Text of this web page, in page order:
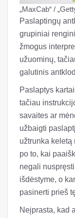
„MaxCab“ /
Paslaptingų
grupiniai
žmogus
užuominų,
galutinis
Paslaptys
tačiau
savaites ar
užbaigti
užtrunka
po to, kai
negali
išdėstyme, o
pasinerti prieš
Neįprasta, kad